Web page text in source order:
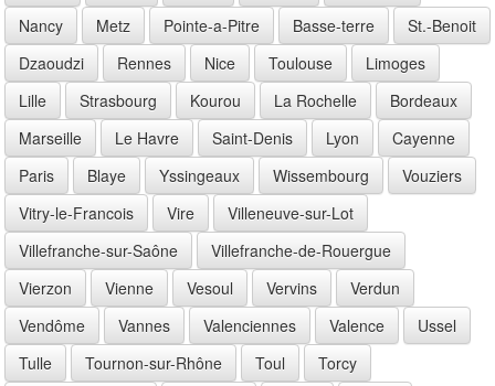
Nancy
Metz Pointe-a-Pitre Basse-terre
St.-Benoit
Dzaoudzi
Rennes Nice Toulouse
Limoges
Lille
Strasbourg Kourou La Rochelle
Bordeaux
Marseille
Le Havre Saint-Denis Lyon
Cayenne
Paris
Blaye Yssingeaux Wissembourg
Vouziers
Vitry-le-Francois
Vire
Villeneuve-sur-Lot
Villefranche-sur-Saône
Villefranche-de-Rouergue
Vierzon
Vienne Vesoul Vervins
Verdun
Vendôme
Vannes Valenciennes Valence
Ussel
Tulle
Tournon-sur-Rhône Toul
Torcy